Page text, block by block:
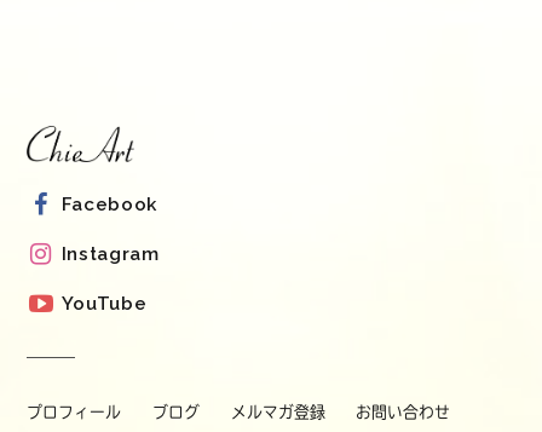
Facebook
Instagram
YouTube
プロフィール ブログ メルマガ登録
お問い合わせ